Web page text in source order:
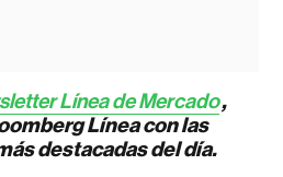
Línea de Mercado,
Línea con las
destacadas del día.